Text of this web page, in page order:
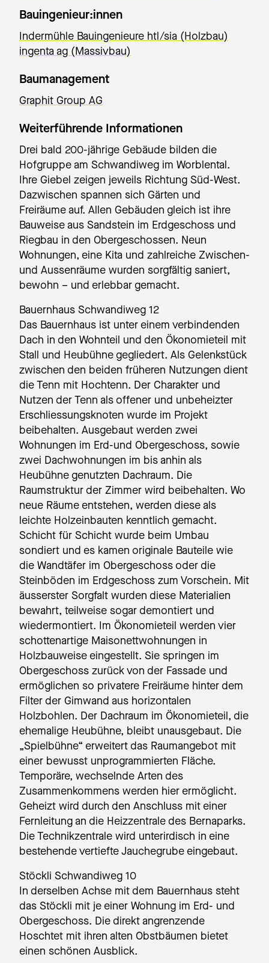
Bauingenieur:innen
Indermühle Bauingenieure htl/sia (Holzbau)
ingenta ag (Massivbau)
Baumanagement
Graphit Group AG
Weiterführende Informationen
Drei bald 200-jährige Gebäude bilden die
Hofgruppe am Schwandiweg im Worblental.
Ihre Giebel zeigen jeweils Richtung Süd-West.
Dazwischen spannen sich Gärten und
Freiräume auf. Allen Gebäuden gleich ist ihre
Bauweise aus Sandstein im Erdgeschoss und
Riegbau in den Obergeschossen. Neun
Wohnungen, eine Kita und zahlreiche Zwischen-
und Aussenräume wurden sorgfältig saniert,
bewohn – und erlebbar gemacht.
Bauernhaus Schwandiweg 12
Das Bauernhaus ist unter einem verbindenden
Dach in den Wohnteil und den Ökonomieteil mit
Stall und Heubühne gegliedert. Als Gelenkstück
zwischen den beiden früheren Nutzungen dient
die Tenn mit Hochtenn. Der Charakter und
Nutzen der Tenn als offener und unbeheizter
Erschliessungsknoten wurde im Projekt
beibehalten. Ausgebaut werden zwei
Wohnungen im Erd-und Obergeschoss, sowie
zwei Dachwohnungen im bis anhin als
Heubühne genutzten Dachraum. Die
Raumstruktur der Zimmer wird beibehalten. Wo
neue Räume entstehen, werden diese als
leichte Holzeinbauten kenntlich gemacht.
Schicht für Schicht wurde beim Umbau
sondiert und es kamen originale Bauteile wie
die Wandtäfer im Obergeschoss oder die
Steinböden im Erdgeschoss zum Vorschein. Mit
äusserster Sorgfalt wurden diese Materialien
bewahrt, teilweise sogar demontiert und
wiedermontiert. Im Ökonomieteil werden vier
schottenartige Maisonettwohnungen in
Holzbauweise eingestellt. Sie springen im
Obergeschoss zurück von der Fassade und
ermöglichen so privatere Freiräume hinter dem
Filter der Gimwand aus horizontalen
Holzbohlen. Der Dachraum im Ökonomieteil, die
ehemalige Heubühne, bleibt unausgebaut. Die
„Spielbühne“ erweitert das Raumangebot mit
einer bewusst unprogrammierten Fläche.
Temporäre, wechselnde Arten des
Zusammenkommens werden hier ermöglicht.
Geheizt wird durch den Anschluss mit einer
Fernleitung an die Heizzentrale des Bernaparks.
Die Technikzentrale wird unterirdisch in eine
bestehende vertiefte Jauchegrube eingebaut.
Stöckli Schwandiweg 10
In derselben Achse mit dem Bauernhaus steht
das Stöckli mit je einer Wohnung im Erd- und
Obergeschoss. Die direkt angrenzende
Hoschtet mit ihren alten Obstbäumen bietet
einen schönen Ausblick.